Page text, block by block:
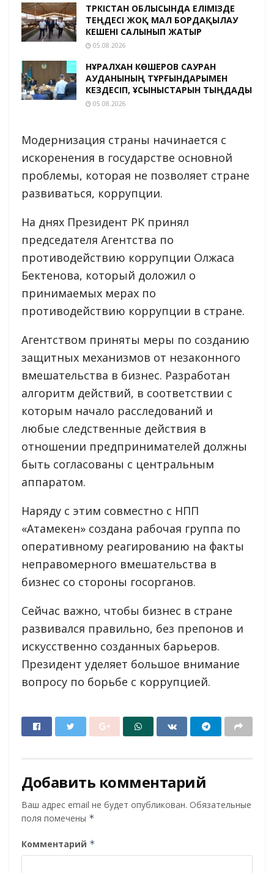
ТҮРКІСТАН ОБЛЫСЫНДА ЕЛІМІЗДЕ
ТЕҢДЕСІ ЖОҚ МАЛ БОРДАҚЫЛАУ
КЕШЕНІ САЛЫНЫП ЖАТЫР
05.08.2026
НҰРАЛХАН КӨШЕРОВ САУРАН
АУДАНЫНЫҢ ТҰРҒЫНДАРЫМЕН
КЕЗДЕСІП, ҰСЫНЫСТАРЫН ТЫҢДАДЫ
05.08.2026
Модернизация страны начинается с
искоренения в государстве основной
проблемы, которая не позволяет стране
развиваться, коррупции.
На днях Президент РК принял
председателя Агентства по
противодействию коррупции Олжаса
Бектенова, который доложил о
принимаемых мерах по
противодействию коррупции в стране.
Агентством приняты меры по созданию
защитных механизмов от незаконного
вмешательства в бизнес. Разработан
алгоритм действий, в соответствии с
которым начало расследований и
любые следственные действия в
отношении предпринимателей должны
быть согласованы с центральным
аппаратом.
Наряду с этим совместно с НПП
«Атамекен» создана рабочая группа по
оперативному реагированию на факты
неправомерного вмешательства в
бизнес со стороны госорганов.
Сейчас важно, чтобы бизнес в стране
развивался правильно, без препонов и
искусственно созданных барьеров.
Президент уделяет большое внимание
вопросу по борьбе с коррупцией.
Добавить комментарий
Ваш адрес email не будет опубликован. Обязательные
поля помечены *
Комментарий *